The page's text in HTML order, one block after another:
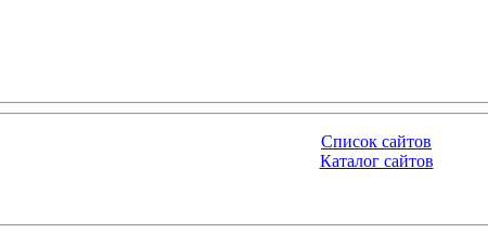
Список сайтов
Каталог сайтов